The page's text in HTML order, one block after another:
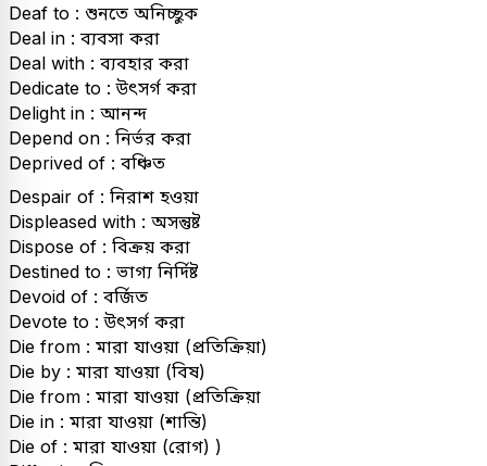
Deaf to : শুনতে অনিচ্ছুক
Deal in : ব্যবসা করা
Deal with : ব্যবহার করা
Dedicate to : উৎসর্গ করা
Delight in : আনন্দ
Depend on : নির্ভর করা
Deprived of : বঞ্চিত
Despair of : নিরাশ হওয়া
Displeased with : অসন্তুষ্ট
Dispose of : বিক্রয় করা
Destined to : ভাগ্য নির্দিষ্ট
Devoid of : বর্জিত
Devote to : উৎসর্গ করা
Die from : মারা যাওয়া (প্রতিক্রিয়া)
Die by : মারা যাওয়া (বিষ)
Die from : মারা যাওয়া (প্রতিক্রিয়া
Die in : মারা যাওয়া (শান্তি)
Die of : মারা যাওয়া (রোগ) )